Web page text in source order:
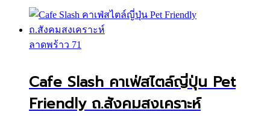
ลาดพร้าว 71
Cafe Slash คาเฟ่สไตล์ญี่ปุ่น Pet
Friendly ถ.สังคมสงเคราะห์